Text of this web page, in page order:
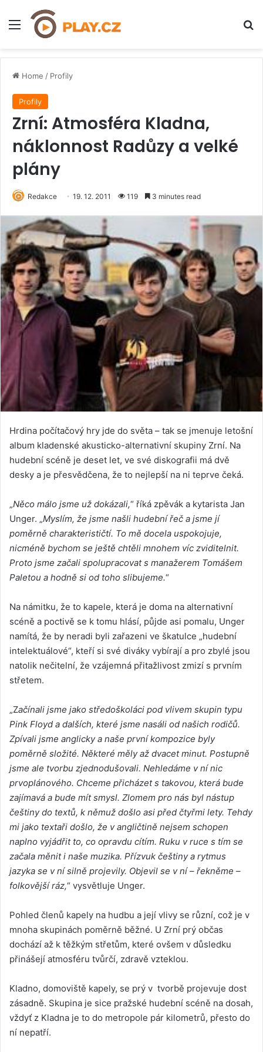
Menu
Home / Profily
Profily
Zrní: Atmosféra Kladna,
náklonnost Radůzy a velké
plány
Redakce 19. 12. 2011 119 3 minutes read
Hrdina počítačový hry jde do světa – tak se jmenuje letošní
album kladenské akusticko-alternativní skupiny Zrní. Na
hudební scéně je deset let, ve své diskografii má dvě
desky a je přesvědčena, že to nejlepší na ni teprve čeká.
„Něco málo jsme už dokázali,“ říká zpěvák a kytarista Jan
Unger. „Myslím, že jsme našli hudební řeč a jsme jí
poměrně charakterističtí. To mě docela uspokojuje,
nicméně bychom se ještě chtěli mnohem víc zviditelnit.
Proto jsme začali spolupracovat s manažerem Tomášem
Paletou a hodně si od toho slibujeme.“
Na námitku, že to kapele, která je doma na alternativní
scéně a poctivě se k tomu hlásí, půjde asi pomalu, Unger
namítá, že by neradi byli zařazeni ve škatulce „hudební
intelektuálové“, kteří si své diváky vybírají a pro zbylé jsou
natolik nečitelní, že vzájemná přitažlivost zmizí s prvním
střetem.
„Začínali jsme jako středoškoláci pod vlivem skupin typu
Pink Floyd a dalších, které jsme nasáli od našich rodičů.
Zpívali jsme anglicky a naše první kompozice byly
poměrně složité. Některé měly až dvacet minut. Postupně
jsme ale tvorbu zjednodušovali. Nehledáme v ní nic
prvoplánového. Chceme přicházet s takovou, která bude
zajímavá a bude mít smysl. Zlomem pro nás byl nástup
češtiny do textů, k němuž došlo asi před čtyřmi lety. Tehdy
mi jako textaři došlo, že v angličtině nejsem schopen
naplno vyjádřit to, co opravdu cítím. Ruku v ruce s tím se
začala měnit i naše muzika. Přízvuk češtiny a rytmus
jazyka se v ní silně projevily. Objevil se v ní – řekněme –
folkovější ráz,“ vysvětluje Unger.
Pohled členů kapely na hudbu a její vlivy se různí, což je v
mnoha skupinách poměrně běžné. U Zrní prý občas
dochází až k těžkým střetům, které ovšem v důsledku
přinášejí atmosféru tvůrčí, zdravě vzteklou.
Kladno, domoviště kapely, se prý v tvorbě projevuje dost
zásadně. Skupina je sice pražské hudební scéně na dosah,
vždyť z Kladna je to do metropole pár kilometrů, přesto do
ní nepatří.